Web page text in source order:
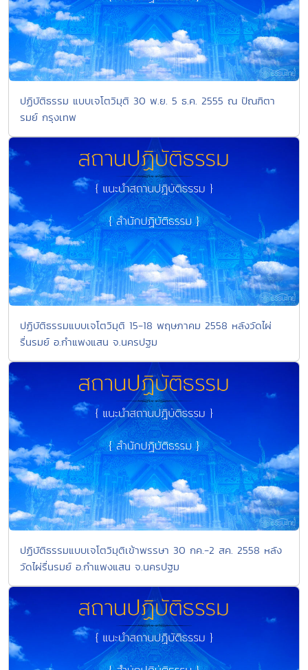
ปฏิบัติธรรม แบบเจโตวิมุติ 30 พ.ย. 5 ธ.ค. 2555 ณ ปัณฑิตา
รมย์ กรุงเทพ
ปฏิบัติธรรมแบบเจโตวิมุติ 15-18 พฤษภาคม 2558 หลังวัดไผ่
รื่นรมย์ อ.กำแพงแสน จ.นครปฐม
ปฏิบัติธรรมแบบเจโตวิมุติเข้าพรรษา 30 กค.-2 สค. 2558 หลัง
วัดไผ่รื่นรมย์ อ.กำแพงแสน จ.นครปฐม